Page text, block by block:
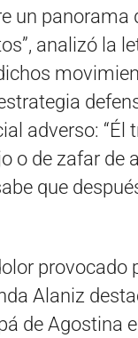
un panorama
analizó la
adverso: “Él
o de zafar de
que
provocado
Alaniz
de Agostina